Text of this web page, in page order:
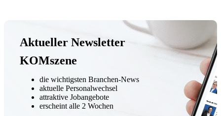
Aktueller Newsletter
KOMszene
die wichtigsten Branchen-News
aktuelle Personalwechsel
attraktive Jobangebote
erscheint alle 2 Wochen